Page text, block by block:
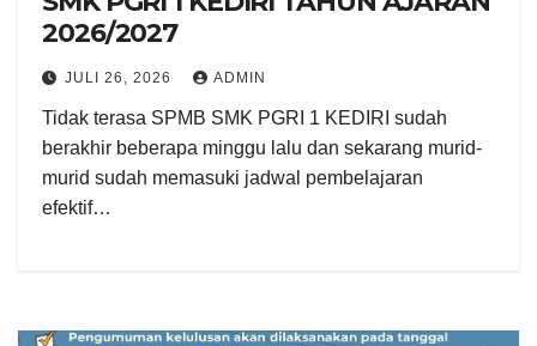
2026/2027
JULI 26, 2026 ADMIN
Tidak terasa SPMB SMK PGRI 1 KEDIRI sudah
berakhir beberapa minggu lalu dan sekarang murid-
murid sudah memasuki jadwal pembelajaran
efektif…